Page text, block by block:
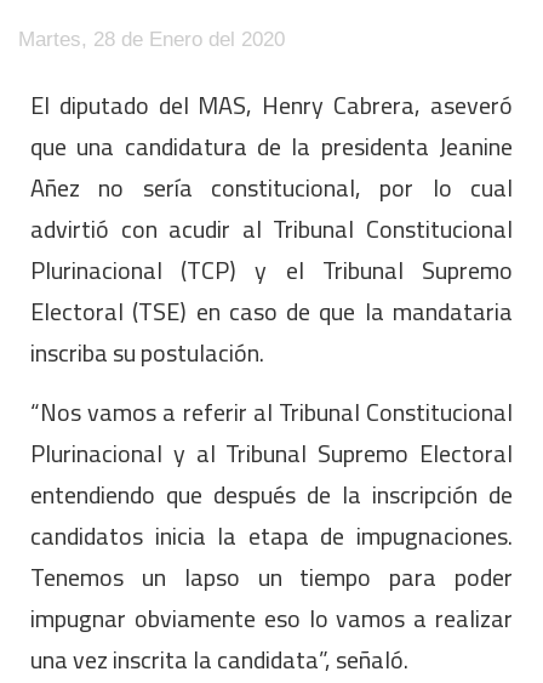
Martes, 28 de Enero del 2020
El diputado del MAS, Henry Cabrera, aseveró
que una candidatura de la presidenta Jeanine
Añez no sería constitucional, por lo cual
advirtió con acudir al Tribunal Constitucional
Plurinacional (TCP) y el Tribunal Supremo
Electoral (TSE) en caso de que la mandataria
inscriba su postulación.
“Nos vamos a referir al Tribunal Constitucional
Plurinacional y al Tribunal Supremo Electoral
entendiendo que después de la inscripción de
candidatos inicia la etapa de impugnaciones.
Tenemos un lapso un tiempo para poder
impugnar obviamente eso lo vamos a realizar
una vez inscrita la candidata”, señaló.